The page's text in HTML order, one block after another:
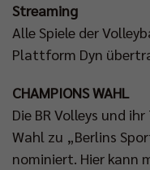
Streaming
Alle Spiele der
Plattform Dyn
CHAMPIONS WAHL
Die BR Volleys und
Wahl zu „Berlins
nominiert. Hier kann